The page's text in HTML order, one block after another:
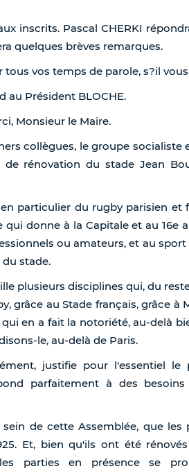
inscrits. Pascal CHERKI
quelques brèves remarques.
vos temps de parole, s?il
au Président BLOCHE.
Monsieur le Maire.
collègues, le groupe socialiste
rénovation du stade Jean
particulier du rugby parisien et
donne à la Capitale et au 16e
ou amateurs, et au
stade.
plusieurs disciplines qui, du
grâce au Stade français, grâce à
qui en a fait la notoriété, au-delà
le, au-delà de Paris.
justifie pour l'essentiel
parfaitement à des
de cette Assemblée, que
Et, bien qu'ils ont été
parties en présence se